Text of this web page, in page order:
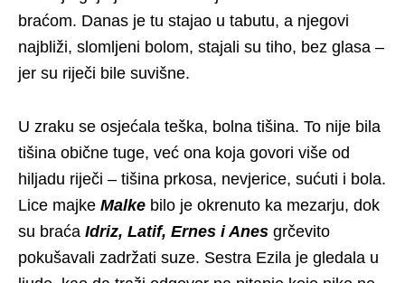
braćom. Danas je tu stajao u tabutu, a njegovi
najbliži, slomljeni bolom, stajali su tiho, bez glasa –
jer su riječi bile suvišne.
U zraku se osjećala teška, bolna tišina. To nije bila
tišina obične tuge, već ona koja govori više od
hiljadu riječi – tišina prkosa, nevjerice, sućuti i bola.
Lice majke Malke bilo je okrenuto ka mezarju, dok
su braća Idriz, Latif, Ernes i Anes grčevito
pokušavali zadržati suze. Sestra Ezila je gledala u